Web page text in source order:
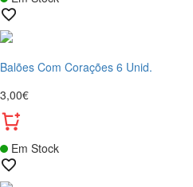
Balões Com Corações 6 Unid.
3,00€
Em Stock